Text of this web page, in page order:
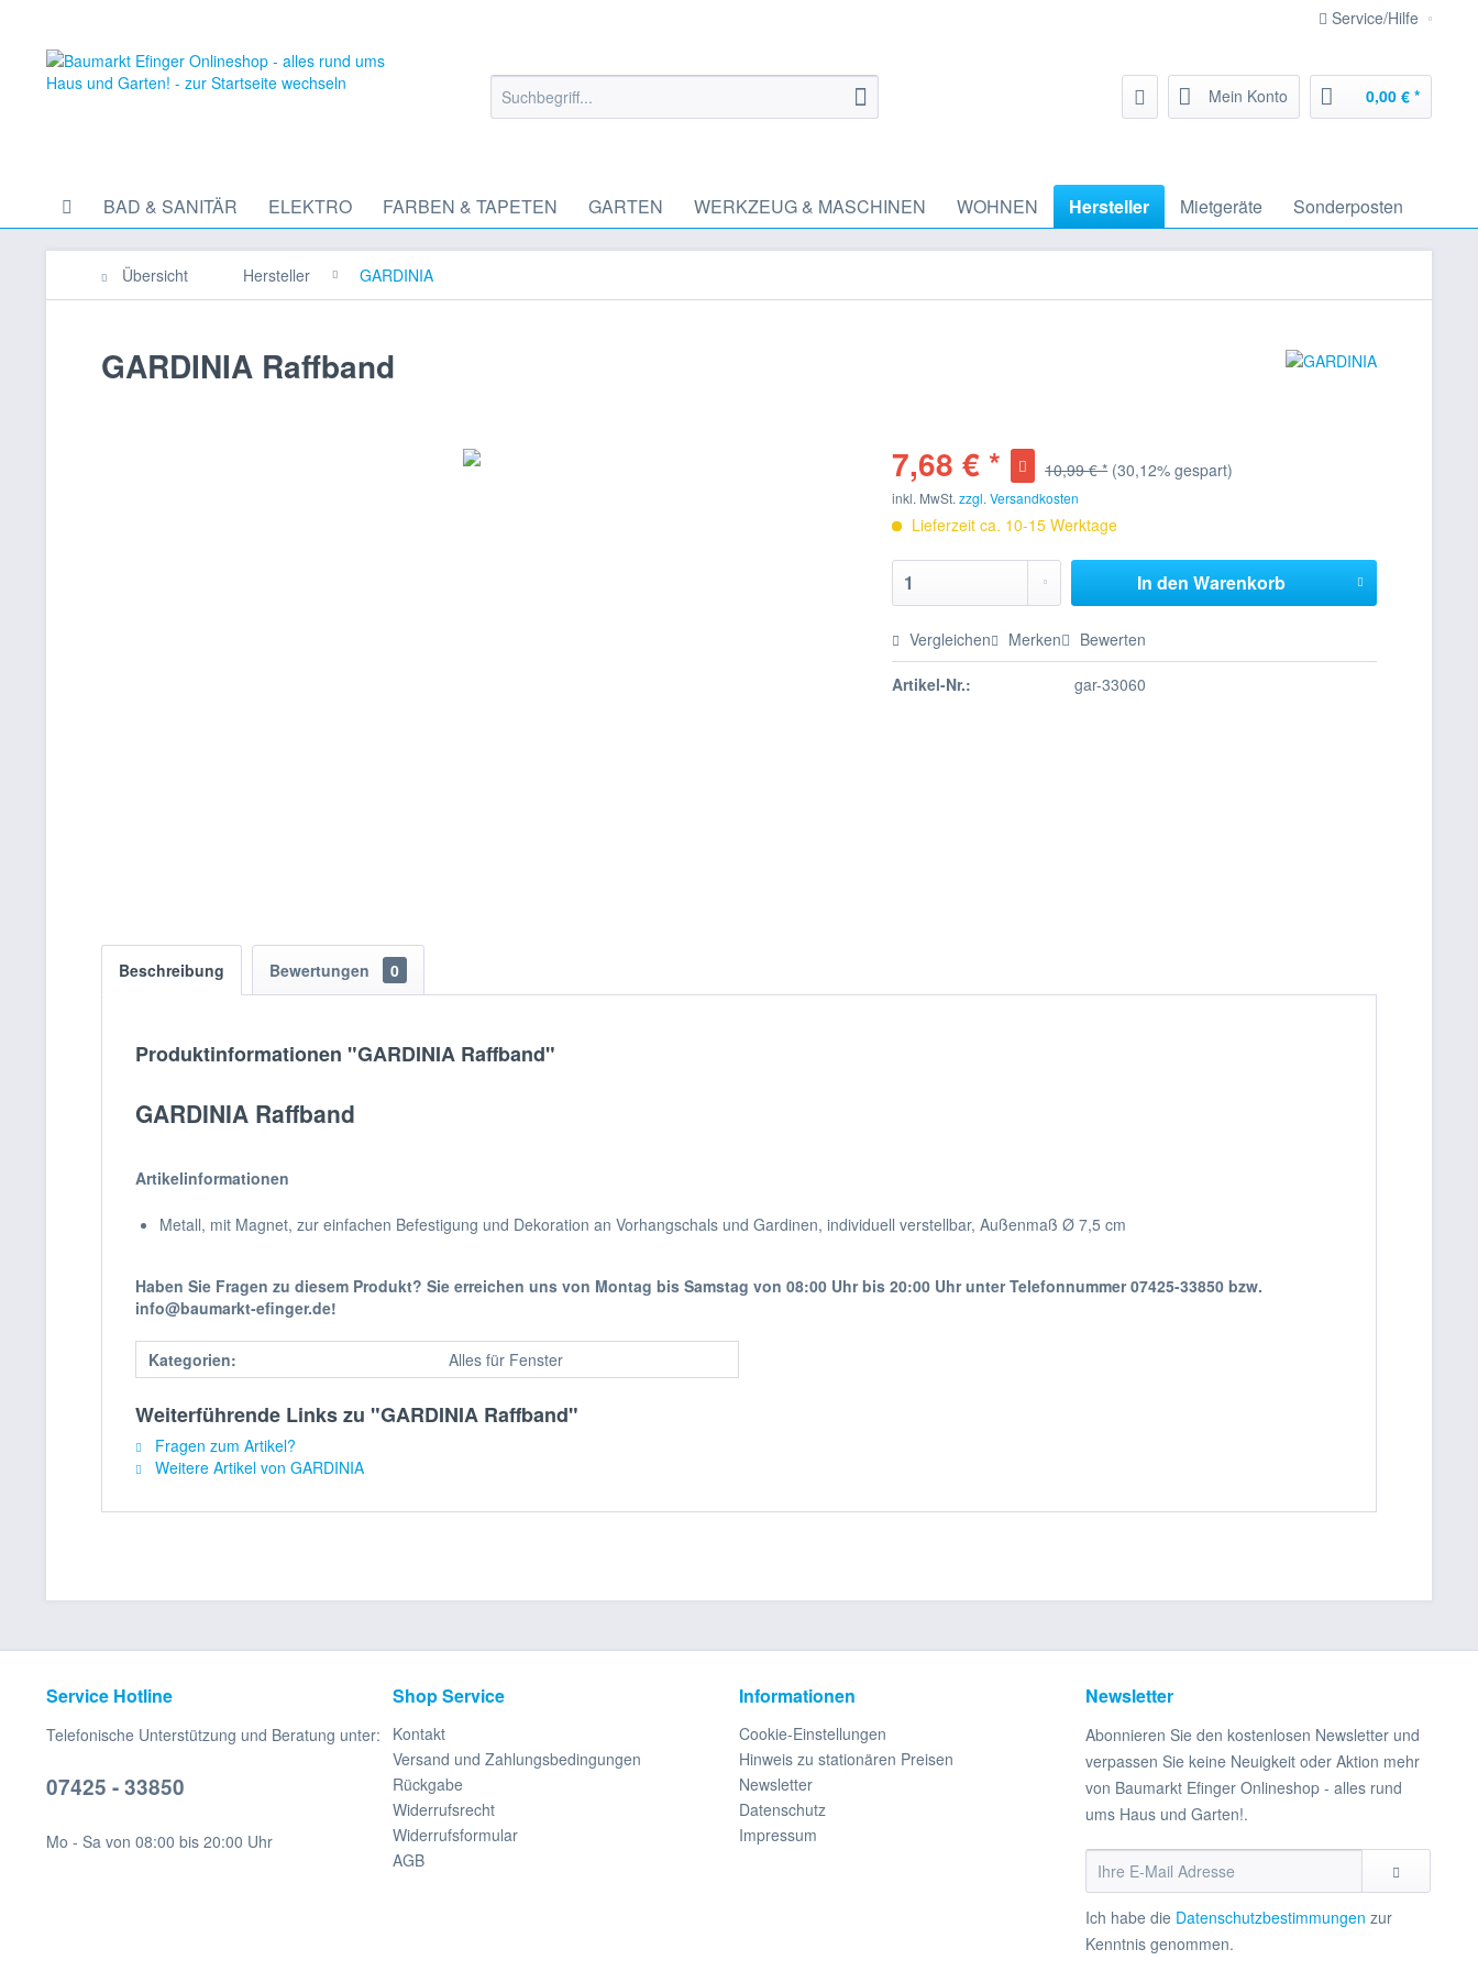
Service/Hilfe
Mein Konto 0,00 € *
BAD & SANITÄR ELEKTRO FARBEN & TAPETEN GARTEN WERKZEUG & MASCHINEN WOHNEN Hersteller Mietgeräte Sonderposten
Übersicht Hersteller GARDINIA
GARDINIA Raffband
7,68 € * 10,99 € * (30,12% gespart)
inkl. MwSt.zzgl. Versandkosten
Lieferzeit ca. 10-15 Werktage
In den Warenkorb
Vergleichen Merken Bewerten
Artikel-Nr.: gar-33060
Beschreibung Bewertungen 0
Produktinformationen "GARDINIA Raffband"
GARDINIA Raffband
Artikelinformationen
Metall, mit Magnet, zur einfachen Befestigung und Dekoration an Vorhangschals und Gardinen, individuell verstellbar, Außenmaß Ø 7,5 cm
Haben Sie Fragen zu diesem Produkt? Sie erreichen uns von Montag bis Samstag von 08:00 Uhr bis 20:00 Uhr unter Telefonnummer 07425-33850 bzw.
info@baumarkt-efinger.de!
Kategorien: Alles für Fenster
Weiterführende Links zu "GARDINIA Raffband"
Fragen zum Artikel?
Weitere Artikel von GARDINIA
Service Hotline
Telefonische Unterstützung und Beratung unter:
07425 - 33850
Mo - Sa von 08:00 bis 20:00 Uhr
Shop Service
Kontakt
Versand und Zahlungsbedingungen
Rückgabe
Widerrufsrecht
Widerrufsformular
AGB
Informationen
Cookie-Einstellungen
Hinweis zu stationären Preisen
Newsletter
Datenschutz
Impressum
Newsletter
Abonnieren Sie den kostenlosen Newsletter und
verpassen Sie keine Neuigkeit oder Aktion mehr
von Baumarkt Efinger Onlineshop - alles rund
ums Haus und Garten!.
Ich habe die Datenschutzbestimmungen zur
Kenntnis genommen.